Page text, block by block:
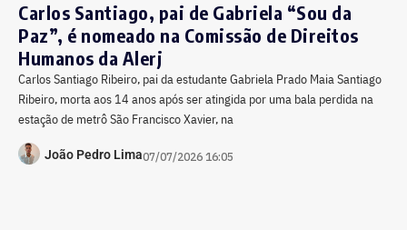
Carlos Santiago, pai de Gabriela “Sou da
Paz”, é nomeado na Comissão de Direitos
Humanos da Alerj
Carlos Santiago Ribeiro, pai da estudante Gabriela Prado Maia Santiago
Ribeiro, morta aos 14 anos após ser atingida por uma bala perdida na
estação de metrô São Francisco Xavier, na
João Pedro Lima07/07/2026 16:05